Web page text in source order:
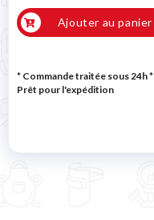
Ajouter au panier
* Commande traitée sous 24h*
Prêt pour l'expédition